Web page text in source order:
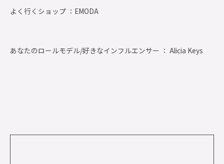
よく行くショップ ： EMODA
あなたのロールモデル/好きなインフルエンサー ： Alicia Keys